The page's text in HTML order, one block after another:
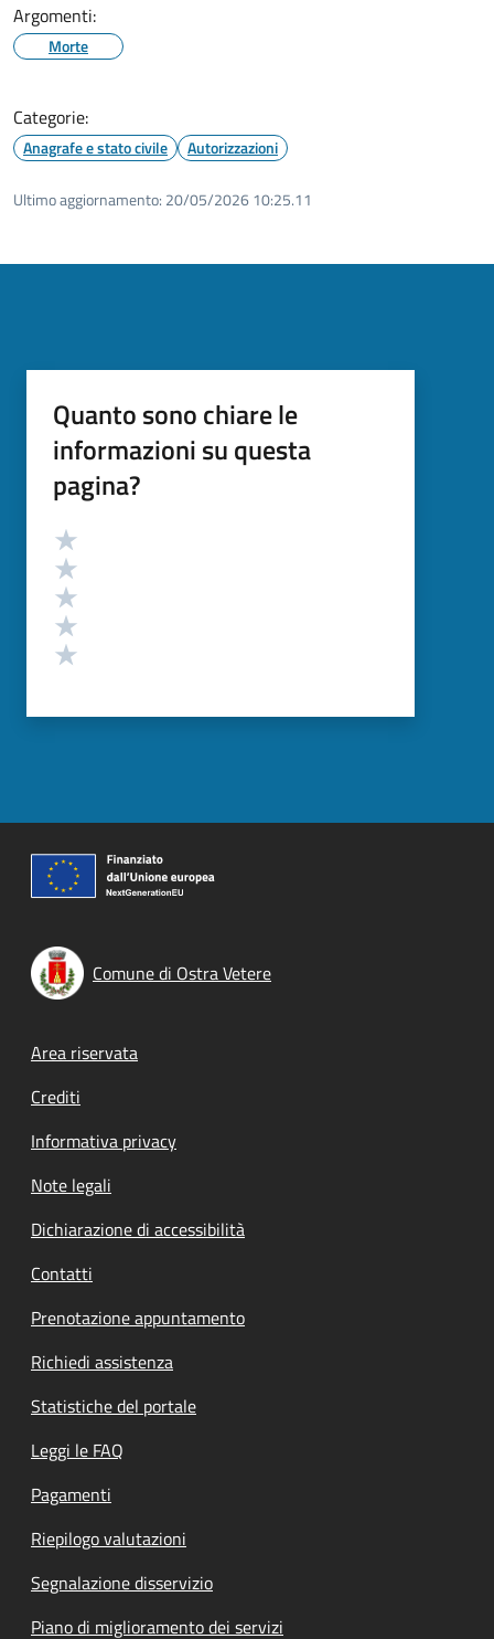
Argomenti:
Morte
Categorie:
Anagrafe e stato civile Autorizzazioni
Ultimo aggiornamento: 20/05/2026 10:25.11
Quanto sono chiare le
informazioni su questa
pagina?
Valutazione
Comune di Ostra Vetere
Footer menu
Area riservata
Crediti
Informativa privacy
Note legali
Dichiarazione di accessibilità
Contatti
Prenotazione appuntamento
Richiedi assistenza
Statistiche del portale
Leggi le FAQ
Pagamenti
Riepilogo valutazioni
Segnalazione disservizio
Piano di miglioramento dei servizi